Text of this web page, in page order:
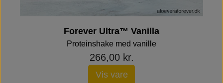
Forever Ultra™ Vanilla
Proteinshake med vanille
266,00 kr.
Vis vare